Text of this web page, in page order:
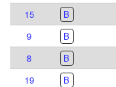
15
B
9
B
8
B
19
B